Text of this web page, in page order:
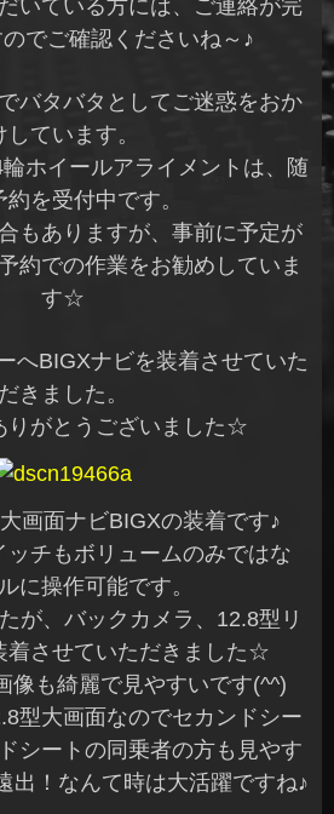
いている方には、ご連絡が完
でご確認くださいね～♪
バタバタとしてご迷惑をおか
しています。
ホイールアライメントは、随
約を受付中です。
もありますが、事前に予定が
約での作業をお勧めしていま
す☆
へBIGXナビを装着させていた
だきました。
りがとうございました☆
画面ナビBIGXの装着です♪
ッチもボリュームのみではな
に操作可能です。
が、バックカメラ、12.8型リ
着させていただきました☆
像も綺麗で見やすいです(^^)
型大画面なのでセカンドシー
シートの同乗者の方も見やす
出！なんて時は大活躍ですね♪